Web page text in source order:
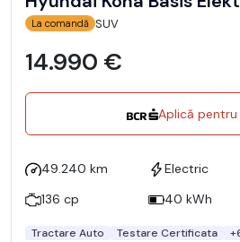
La comandă SUV
14.990 €
Aplică
49.240 km Electric
136 cp
40 kWh
Tractare Auto Testare Certificata